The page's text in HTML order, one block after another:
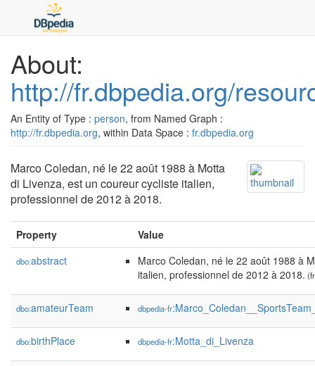
About:
http://fr.dbpedia.org/
An Entity of Type : person, from Named Graph :
http://fr.dbpedia.org, within Data Space : fr.dbpedia.org
Marco Coledan, né le 22 août 1988 à Motta
di Livenza, est un coureur cycliste italien,
professionnel de 2012 à 2018.
Property Value
dbo:abstract
Marco Coledan, né le 22 août 1988 à
italien, professionnel de 2012 à 2018.
dbo:amateurTeam dbpedia-fr
dbo:birthPlace dbpedia-fr:Motta_di_Livenza